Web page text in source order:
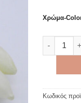
Χρώμα-
Λαμπάδα
Κωδικός